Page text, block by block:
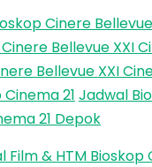
Cinere Bellevue
Bellevue XXI
Bellevue XXI
21 Jadwal
21 Depok
Film & HTM Bioskop